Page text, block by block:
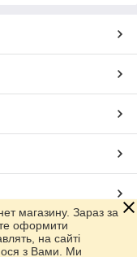
магазину. Зараз за
оформити
на сайті
з Вами. Ми